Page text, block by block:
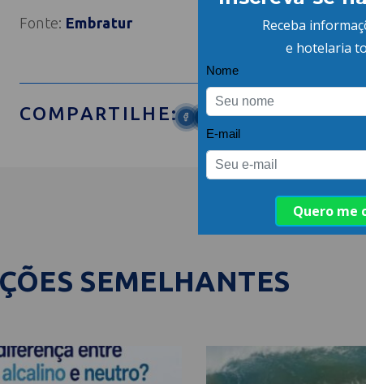
Fonte: Embratur
COMPARTILHE:
SEMELHANTES